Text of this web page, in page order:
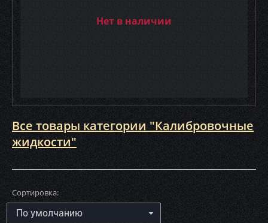
Нет в наличии
Все товары категории "Калибровочные
жидкости"
Сортировка: